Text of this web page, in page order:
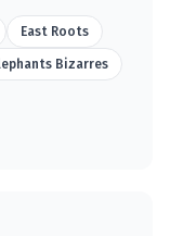
East Roots
Bizarres